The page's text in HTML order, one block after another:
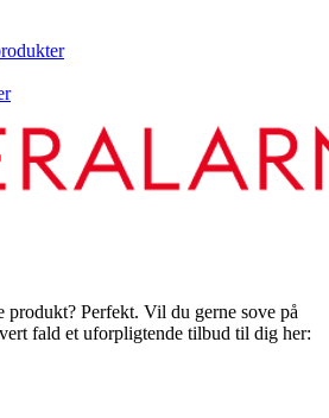
produkt? Perfekt. Vil du gerne sove på
fald et uforpligtende tilbud til dig her: